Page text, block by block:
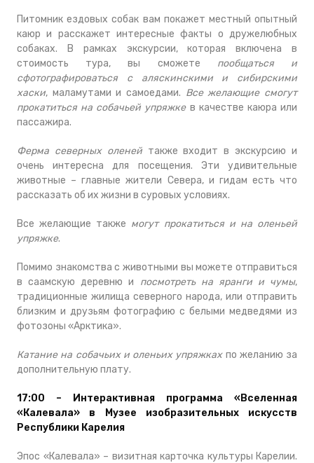
Питомник ездовых собак вам покажет местный опытный
каюр и расскажет интересные факты о дружелюбных
собаках. В рамках экскурсии, которая включена в
стоимость тура, вы сможете пообщаться и
сфотографироваться с аляскинскими и сибирскими
хаски, маламутами и самоедами. Все желающие смогут
прокатиться на собачьей упряжкев качестве каюра или
пассажира.
Ферма северных оленейтакже входит в экскурсию и
очень интересна для посещения. Эти удивительные
животные – главные жители Севера, и гидам есть что
рассказать об их жизни в суровых условиях.
Все желающие также могут прокатиться и на оленьей
упряжке.
Помимо знакомства с животными вы можете отправиться
в саамскую деревню и посмотреть на яранги и чумы,
традиционные жилища северного народа, или отправить
близким и друзьям фотографию с белыми медведями из
фотозоны «Арктика».
Катание на собачьих и оленьих упряжкахпо желанию за
дополнительную плату.
17:00 – Интерактивная программа «Вселенная
«Калевала» в Музее изобразительных искусств
Республики Карелия
Эпос «Калевала» – визитная карточка культуры Карелии.